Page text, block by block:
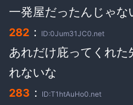
一発屋だったんじゃな
282 ： ID:0Jum31JC0.net
あれだけ庇ってくれた
れないな
283 ： ID:T1htAuHo0.net